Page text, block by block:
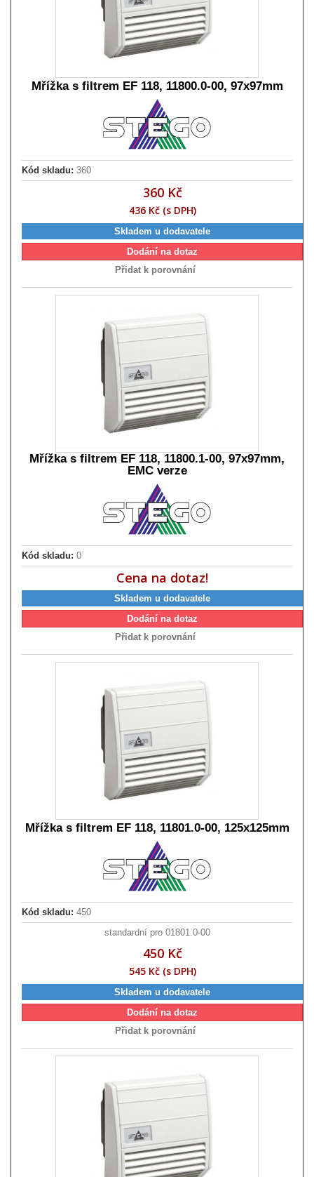
Mřížka s filtrem EF 118, 11800.0-00, 97x97mm
Kód skladu: 360
360 Kč
436 Kč (s DPH)
Skladem u dodavatele
Dodání na dotaz
Přidat k porovnání
Mřížka s filtrem EF 118, 11800.1-00, 97x97mm,
EMC verze
Kód skladu: 0
Cena na dotaz!
Skladem u dodavatele
Dodání na dotaz
Přidat k porovnání
Mřížka s filtrem EF 118, 11801.0-00, 125x125mm
Kód skladu: 450
standardní pro 01801.0-00
450 Kč
545 Kč (s DPH)
Skladem u dodavatele
Dodání na dotaz
Přidat k porovnání